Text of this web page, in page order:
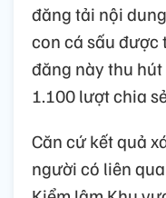
đăng tải nội
con cá sấu được
đăng này thu
1.100 lượt chia
Căn cứ kết quả
người có liên